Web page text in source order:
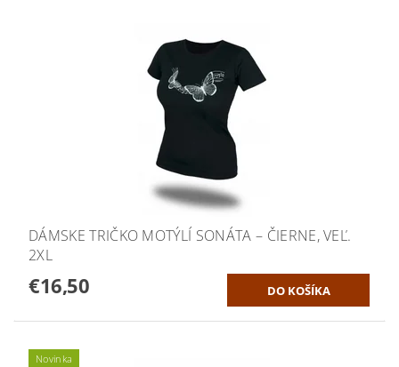
DÁMSKE TRIČKO MOTÝLÍ SONÁTA – ČIERNE, VEĽ.
2XL
€16,50
Novinka